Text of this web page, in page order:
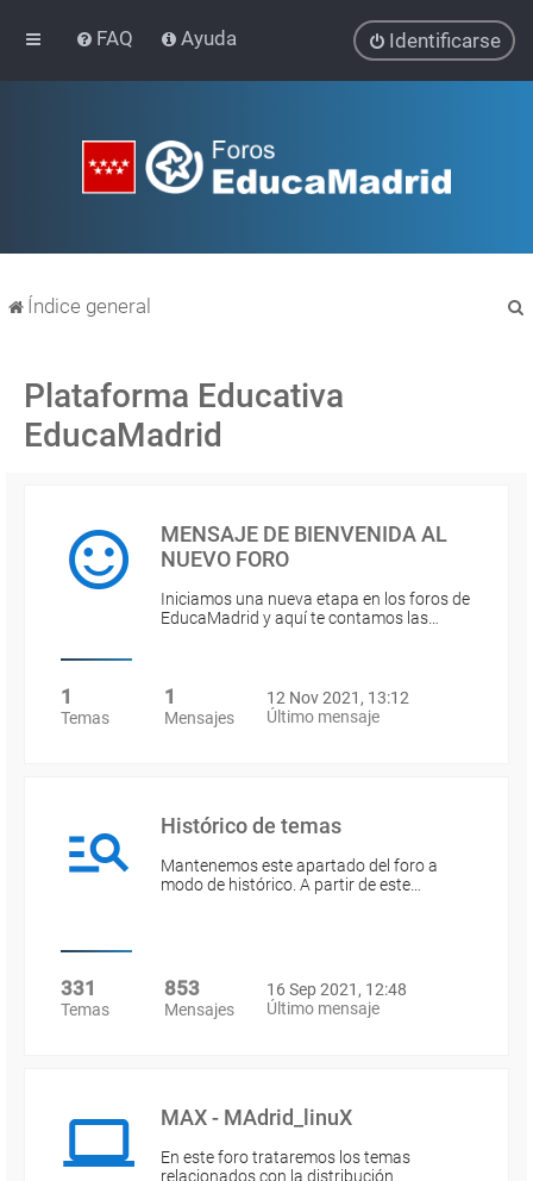
FAQ Ayuda Identificarse
Índice general
Plataforma Educativa
EducaMadrid
MENSAJE DE BIENVENIDA AL
NUEVO FORO
Iniciamos una nueva etapa en los foros de
EducaMadrid y aquí te contamos las…
1
Temas
1
Mensajes
12 Nov 2021, 13:12
Último mensaje
Histórico de temas
Mantenemos este apartado del foro a
modo de histórico. A partir de este…
331
Temas
853
Mensajes
16 Sep 2021, 12:48
Último mensaje
MAX - MAdrid_linuX
En este foro trataremos los temas
relacionados con la distribución…